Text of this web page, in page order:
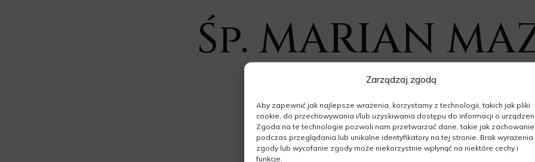
Zarządzaj zgodą
Aby zapewnić jak najlepsze wrażenia, korzystamy z technologii, takich jak pliki
cookie, do przechowywania i/lub uzyskiwania dostępu do informacji o
Zgoda na te technologie pozwoli nam przetwarzać dane, takie jak zachowanie
podczas przeglądania lub unikalne identyfikatory na tej stronie. Brak wyrażenia
zgody lub wycofanie zgody może niekorzystnie wpłynąć na niektóre cechy i
funkcje.
Śp. MARIAN
06.10.1958 - 17.06.2026
Wiek: 67 lat